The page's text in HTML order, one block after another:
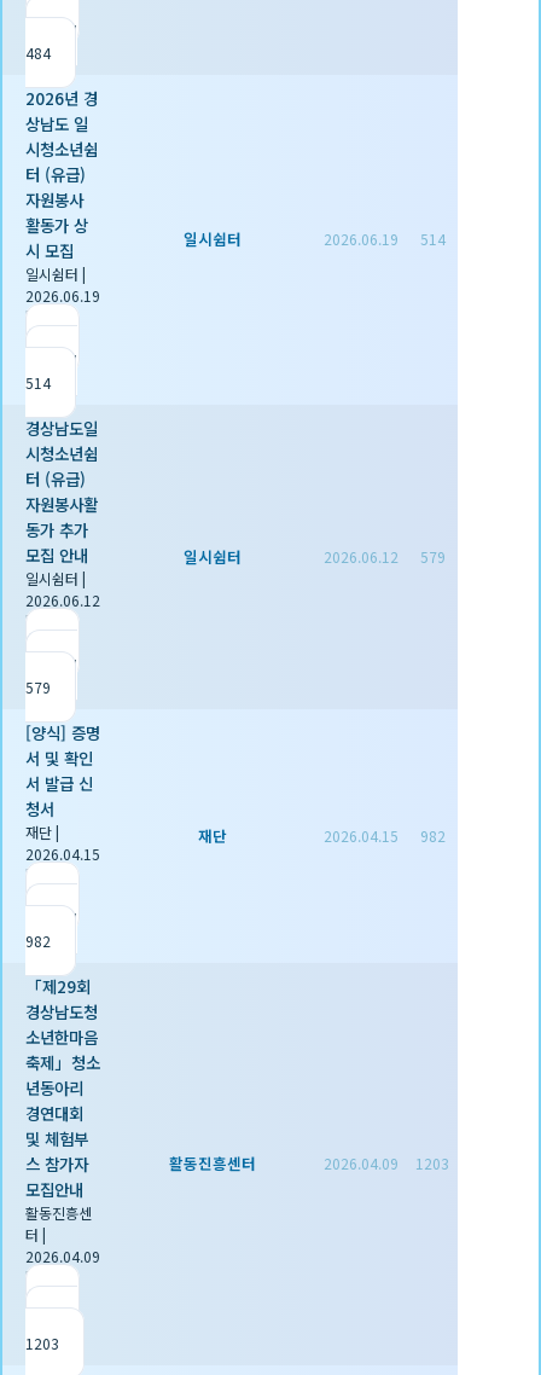
조회
484
2026년 경
상남도 일
시청소년쉼
터 (유급)
자원봉사
활동가 상
시 모집
일시쉼터 |
2026.06.19
|
조회
514
일시쉼터 2026.06.19 514
경상남도일
시청소년쉼
터 (유급)
자원봉사활
동가 추가
모집 안내
일시쉼터 |
2026.06.12
|
조회
579
일시쉼터 2026.06.12 579
[양식] 증명
서 및 확인
서 발급 신
청서
재단|
2026.04.15
|
조회
982
재단 2026.04.15 982
「제29회
경상남도청
소년한마음
축제」청소
년동아리
경연대회
및 체험부
스 참가자
모집안내
활동진흥센
터 |
2026.04.09
|
1203
활동진흥센터 2026.04.09 1203